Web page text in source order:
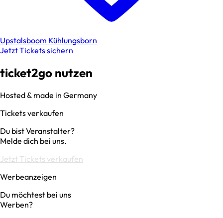
Upstalsboom Kühlungsborn
Jetzt Tickets sichern
ticket2go nutzen
Hosted & made in Germany
Tickets verkaufen
Du bist Veranstalter?
Melde dich bei uns.
Jetzt Tickets verkaufen
Werbeanzeigen
Du möchtest bei uns
Werben?